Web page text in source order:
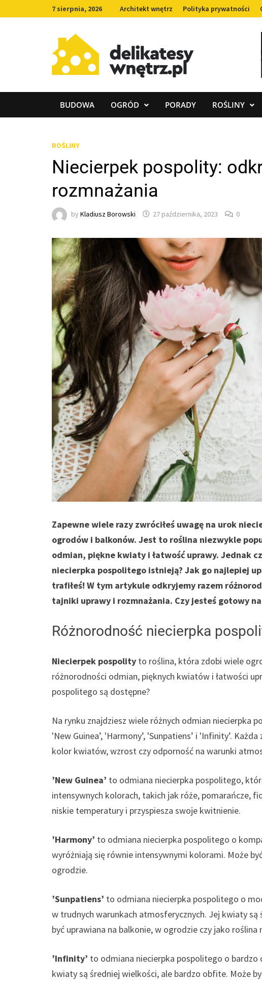
to
7 sierpnia, 2026 Architekt wnętrz Polityka prywatności
BUDOWA OGRÓD PORADY ROŚLINY
ROŚLINY
Niecierpek pospolity:
rozmnażania
by Kladiusz Borowski 27 października, 2023 0
Zapewne wiele razy zwróciłeś uwagę na urok
ogrodów i balkonów. Jest to roślina niezwykle
odmian, piękne kwiaty i łatwość uprawy. Jednak
niecierpka pospolitego istnieją? Jak go najlepiej
trafiłeś! W tym artykule odkryjemy razem
tajniki uprawy i rozmnażania. Czy jesteś gotowy
Różnorodność niecierpka
Niecierpek pospolity to roślina, która zdobi wiele
różnorodności odmian, pięknych kwiatów i łatwości
pospolitego są dostępne?
Na rynku znajdziesz wiele różnych odmian niecierpka
'New Guinea’, 'Harmony’, 'Sunpatiens’ i 'Infinity’.
kolor kwiatów, wzrost czy odporność na warunki
’New Guinea’ to odmiana niecierpka pospolitego,
intensywnych kolorach, takich jak róże, pomarańcze,
niskie temperatury i przyspiesza swoje kwitnienie.
’Harmony’ to odmiana niecierpka pospolitego o
wyróżniają się równie intensywnymi kolorami. Może
ogrodzie.
’Sunpatiens’ to odmiana niecierpka pospolitego o
w trudnych warunkach atmosferycznych. Jej kwiaty
być uprawiana na balkonie, w ogrodzie czy jako roślina
’Infinity’ to odmiana niecierpka pospolitego o bardzo
kwiaty są średniej wielkości, ale bardzo obfite. Może